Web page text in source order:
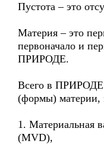
Пустота – это
Материя – это
первоначало и
ПРИРОДЕ.
Всего в ПРИРОДЕ
(формы) материи,
1. Материальная
(MVD),